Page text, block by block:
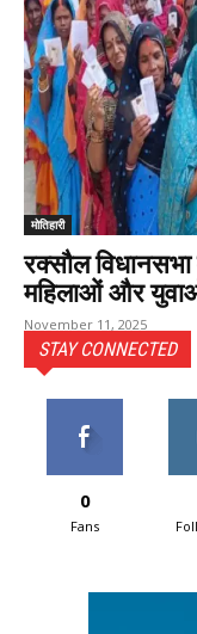
मोतिहारी
रक्सौल विधानसभा
महिलाओं और
November 11, 2025
STAY CONNECTED
0
Fans